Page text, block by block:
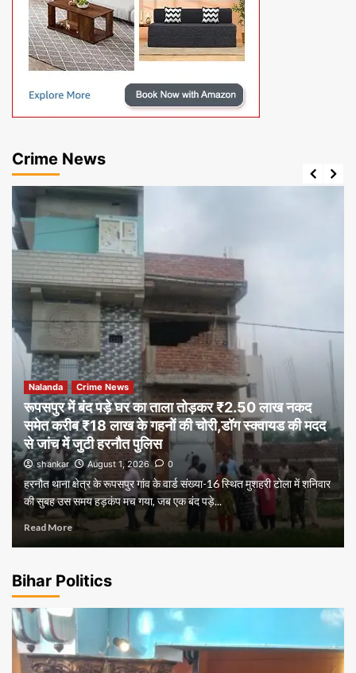
Crime News
Nalanda Crime News
रूपसपुर में बंद पड़े घर का ताला तोड़कर ₹2.50 लाख नकद
समेत करीब ₹18 लाख के गहनों की चोरी,डॉग स्क्वायड की मदद
से जांच में जुटी हरनौत पुलिस
shankar August 1, 2026 0
हरनौत थाना क्षेत्र के रूपसपुर गांव के वार्ड संख्या-16 स्थित मुशहरी टोला में शनिवार
की सुबह उस समय हड़कंप मच गया, जब एक बंद पड़े...
Read More
Bihar Politics